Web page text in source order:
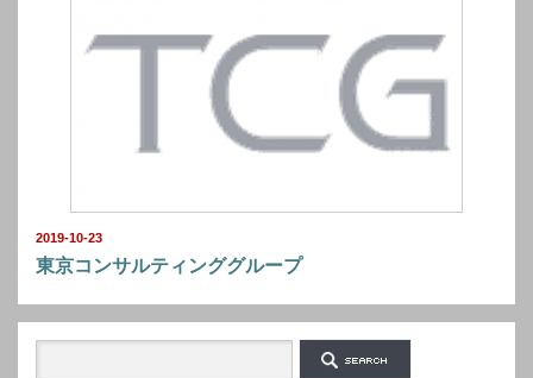
2019-10-23
東京コンサルティンググループ